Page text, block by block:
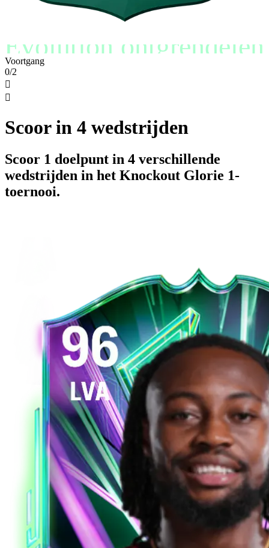
Evolution ontgrendelen
Voortgang
0/2


Scoor in 4 wedstrijden
Scoor 1 doelpunt in 4 verschillende
wedstrijden in het Knockout Glorie 1-
toernooi.